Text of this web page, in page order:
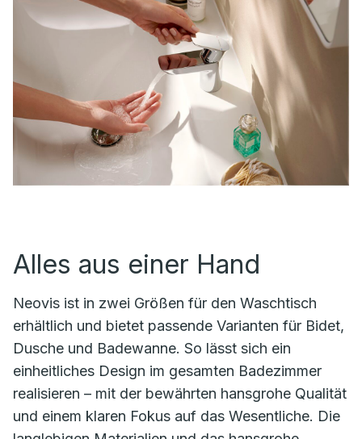
Alles aus einer Hand
Neovis ist in zwei Größen für den Waschtisch
erhältlich und bietet passende Varianten für Bidet,
Dusche und Badewanne. So lässt sich ein
einheitliches Design im gesamten Badezimmer
realisieren – mit der bewährten hansgrohe Qualität
und einem klaren Fokus auf das Wesentliche. Die